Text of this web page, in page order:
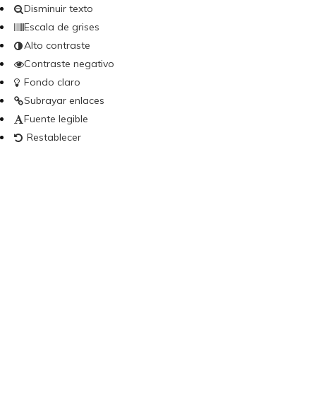
Disminuir texto
Escala de grises
Alto contraste
Contraste negativo
Fondo claro
Subrayar enlaces
Fuente legible
Restablecer